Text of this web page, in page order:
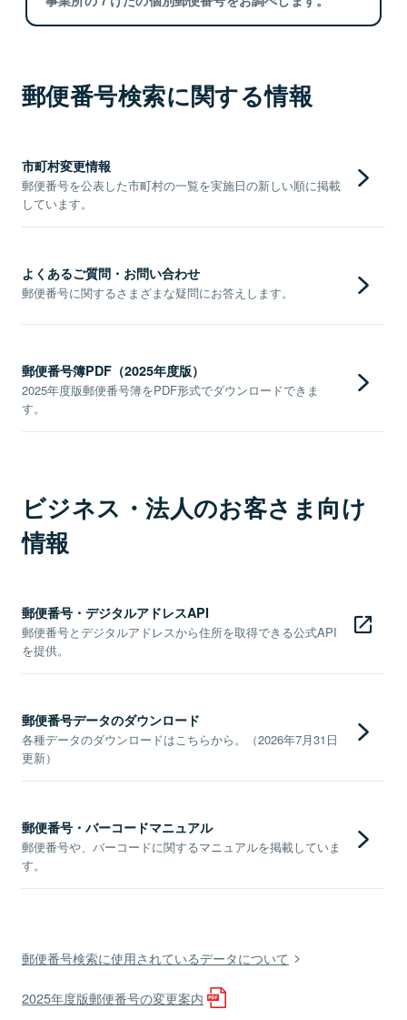
郵便番号検索に関する情報
市町村変更情報
郵便番号を公表した市町村の一覧を実施日の新しい順に掲載
しています。
よくあるご質問・お問い合わせ
郵便番号に関するさまざまな疑問にお答えします。
郵便番号簿PDF（2025年度版）
2025年度版郵便番号簿をPDF形式でダウンロードできま
す。
ビジネス・法人のお客さま向け
情報
郵便番号・デジタルアドレスAPI
郵便番号とデジタルアドレスから住所を取得できる公式API
を提供。
郵便番号データのダウンロード
各種データのダウンロードはこちらから。（2026年7月31日
更新）
郵便番号・バーコードマニュアル
郵便番号や、バーコードに関するマニュアルを掲載していま
す。
郵便番号検索に使用されているデータについて
2025年度版郵便番号の変更案内